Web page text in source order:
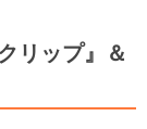
リップ』＆